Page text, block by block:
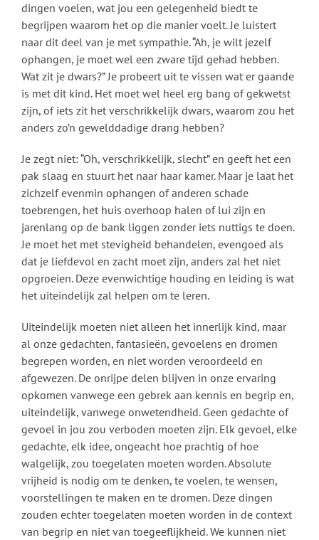
dingen voelen, wat jou een gelegenheid biedt te
begrijpen waarom het op die manier voelt. Je luistert
naar dit deel van je met sympathie. “Ah, je wilt jezelf
ophangen, je moet wel een zware tijd gehad hebben.
Wat zit je dwars?” Je probeert uit te vissen wat er gaande
is met dit kind. Het moet wel heel erg bang of gekwetst
zijn, of iets zit het verschrikkelijk dwars, waarom zou het
anders zo’n gewelddadige drang hebben?
Je zegt niet: “Oh, verschrikkelijk, slecht” en geeft het een
pak slaag en stuurt het naar haar kamer. Maar je laat het
zichzelf evenmin ophangen of anderen schade
toebrengen, het huis overhoop halen of lui zijn en
jarenlang op de bank liggen zonder iets nuttigs te doen.
Je moet het met stevigheid behandelen, evengoed als
dat je liefdevol en zacht moet zijn, anders zal het niet
opgroeien. Deze evenwichtige houding en leiding is wat
het uiteindelijk zal helpen om te leren.
Uiteindelijk moeten niet alleen het innerlijk kind, maar
al onze gedachten, fantasieën, gevoelens en dromen
begrepen worden, en niet worden veroordeeld en
afgewezen. De onrijpe delen blijven in onze ervaring
opkomen vanwege een gebrek aan kennis en begrip en,
uiteindelijk, vanwege onwetendheid. Geen gedachte of
gevoel in jou zou verboden moeten zijn. Elk gevoel, elke
gedachte, elk idee, ongeacht hoe prachtig of hoe
walgelijk, zou toegelaten moeten worden. Absolute
vrijheid is nodig om te denken, te voelen, te wensen,
voorstellingen te maken en te dromen. Deze dingen
zouden echter toegelaten moeten worden in de context
van begrip en niet van toegeeflijkheid. We kunnen niet